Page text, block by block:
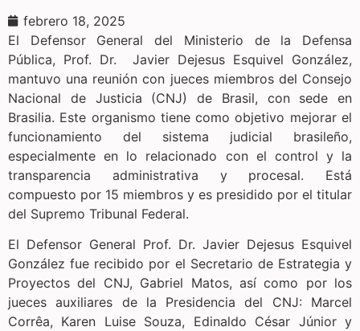
febrero 18, 2025
El Defensor General del Ministerio de la Defensa
Pública, Prof. Dr. Javier Dejesus Esquivel González,
mantuvo una reunión con jueces miembros del Consejo
Nacional de Justicia (CNJ) de Brasil, con sede en
Brasilia. Este organismo tiene como objetivo mejorar el
funcionamiento del sistema judicial brasileño,
especialmente en lo relacionado con el control y la
transparencia administrativa y procesal. Está
compuesto por 15 miembros y es presidido por el titular
del Supremo Tribunal Federal.
El Defensor General Prof. Dr. Javier Dejesus Esquivel
González fue recibido por el Secretario de Estrategia y
Proyectos del CNJ, Gabriel Matos, así como por los
jueces auxiliares de la Presidencia del CNJ: Marcel
Corrêa, Karen Luise Souza, Edinaldo César Júnior y